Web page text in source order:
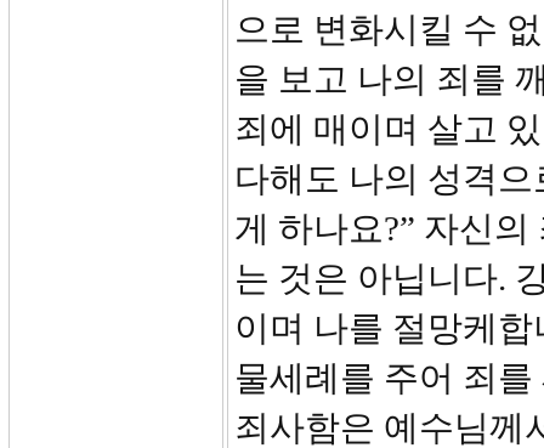
으로 변화시킬 수
을 보고 나의 죄를
죄에 매이며 살고
다해도 나의 성격
게 하나요?” 자신
는 것은 아닙니다.
이며 나를 절망케
물세례를 주어 죄
죄사함은 예수님께